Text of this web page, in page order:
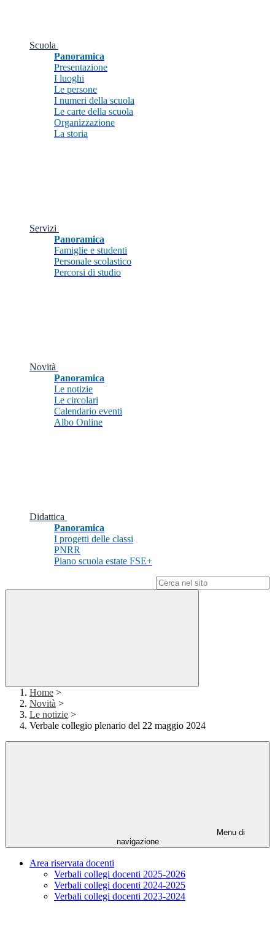
Scuola
Panoramica
Presentazione
I luoghi
Le persone
I numeri della scuola
Le carte della scuola
Organizzazione
La storia
Servizi
Panoramica
Famiglie e studenti
Personale scolastico
Percorsi di studio
Novità
Panoramica
Le notizie
Le circolari
Calendario eventi
Albo Online
Didattica
Panoramica
I progetti delle classi
PNRR
Piano scuola estate FSE+
Home >
Novità >
Le notizie >
Verbale collegio plenario del 22 maggio 2024
Menu di
navigazione
Area riservata docenti
Verbali collegi docenti 2025-2026
Verbali collegi docenti 2024-2025
Verbali collegi docenti 2023-2024